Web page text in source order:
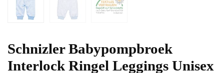
Schnizler Babypompbroek
Interlock Ringel Leggings Unisex